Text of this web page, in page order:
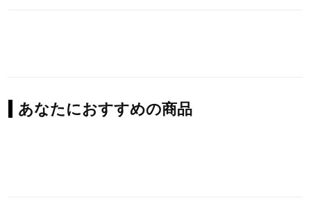
あなたにおすすめの商品